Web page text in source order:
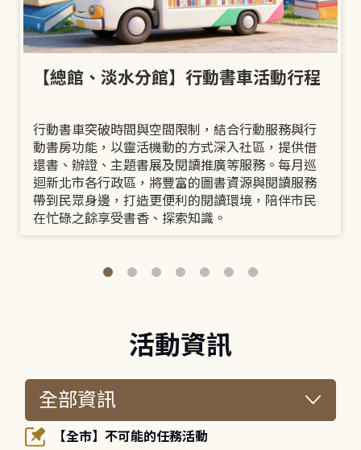
【總館、淡水分館】行動書車活動行程
行動書車突破時間與空間限制，結合行動服務與行
動書房功能，以靈活機動的方式深入社區，提供借
還書、辦證、主題書展及閱讀推廣等服務。每月巡
迴新北市各行政區，將豐富的圖書資源與閱讀服務
帶到民眾身邊，打造更便利的閱讀環境，陪伴市民
在忙碌之餘享受書香、探索知識。
活動資訊
【全市】不可能的任務活動